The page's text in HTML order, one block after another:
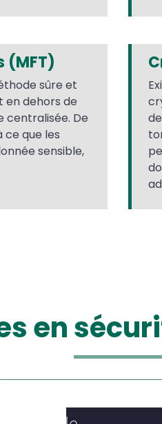
(MFT)
sûre et
en dehors de
centralisée. De
ce que les
sensible,
en